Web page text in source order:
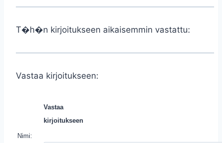
T�h�n kirjoitukseen aikaisemmin vastattu:
Vastaa kirjoitukseen:
Vastaa
kirjoitukseen
Nimi: